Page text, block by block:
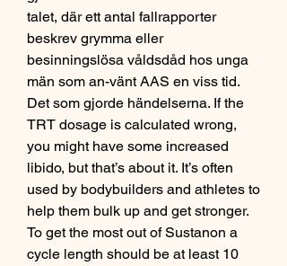
talet, där ett antal fallrapporter
beskrev grymma eller
besinningslösa våldsdåd hos unga
män som an-vänt AAS en viss tid.
Det som gjorde händelserna. If the
TRT dosage is calculated wrong,
you might have some increased
libido, but that’s about it. It’s often
used by bodybuilders and athletes to
help them bulk up and get stronger.
To get the most out of Sustanon a
cycle length should be at least 10